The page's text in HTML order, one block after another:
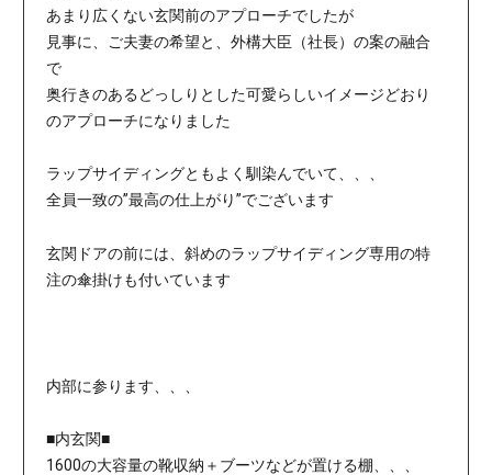
あまり広くない玄関前のアプローチでしたが
見事に、ご夫妻の希望と、外構大臣（社長）の案の融合
で
奥行きのあるどっしりとした可愛らしいイメージどおり
のアプローチになりました
ラップサイディングともよく馴染んでいて、、、
全員一致の”最高の仕上がり”でございます
玄関ドアの前には、斜めのラップサイディング専用の特
注の傘掛けも付いています
内部に参ります、、、
■内玄関■
1600の大容量の靴収納＋ブーツなどが置ける棚、、、